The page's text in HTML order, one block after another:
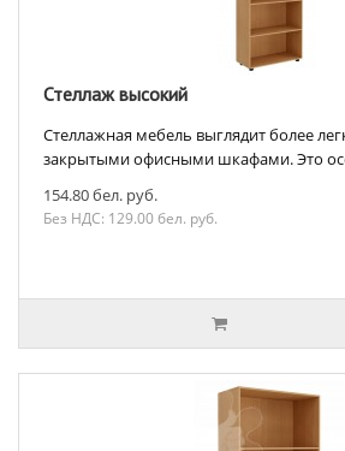
Стеллаж высокий
Стеллажная мебель выглядит более
закрытыми офисными шкафами. Это
154.80 бел. руб.
Без НДС: 129.00 бел. руб.